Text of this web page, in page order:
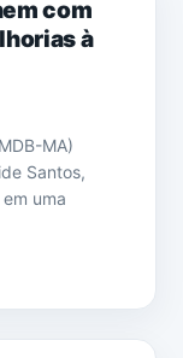
com
à
MA)
Santos,
uma